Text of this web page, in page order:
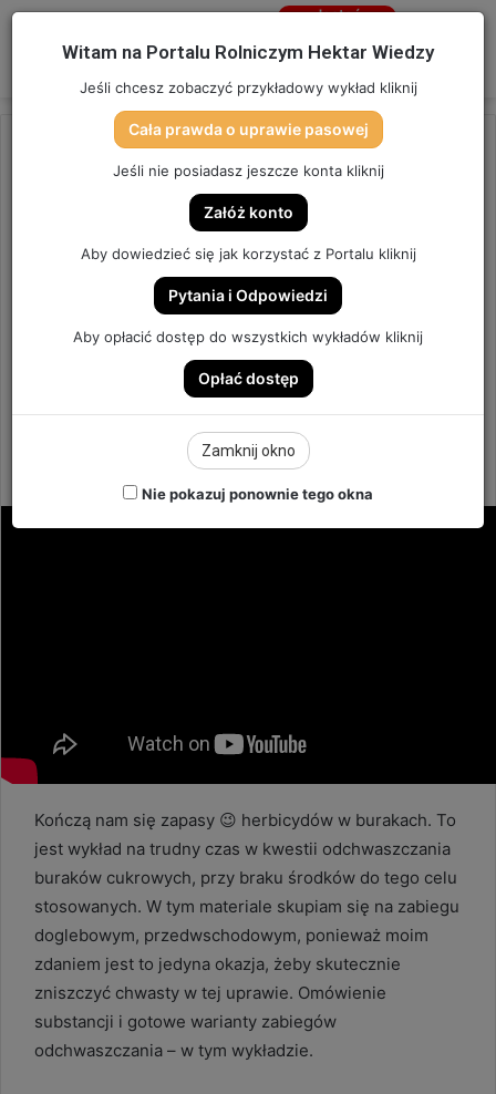
Menu
Jesteś
Strona główna/OSTATNIO DODANE
NOWA – STARA (LEGALNA)
TECHNOLOGIA.
ODCHWASZCZANIE BURAKÓW
CUKROWYCH. | ODCINEK 271
Send
an
30 marca 2025
Kończą nam się zapasy 😉 herbicydów w burakach. To
jest wykład na trudny czas w kwestii odchwaszczania
buraków cukrowych, przy braku środków do tego celu
stosowanych. W tym materiale skupiam się na zabiegu
doglebowym, przedwschodowym, ponieważ moim
zdaniem jest to jedyna okazja, żeby skutecznie
zniszczyć chwasty w tej uprawie. Omówienie
substancji i gotowe warianty zabiegów
odchwaszczania – w tym wykładzie.
Witam na Portalu Rolniczym Hektar Wiedzy
Jeśli chcesz zobaczyć przykładowy wykład kliknij
Cała prawda o uprawie pasowej
Jeśli nie posiadasz jeszcze konta kliknij
Załóż konto
Aby dowiedzieć się jak korzystać z Portalu kliknij
Pytania i Odpowiedzi
Aby opłacić dostęp do wszystkich wykładów kliknij
Opłać dostęp
Zamknij okno
Nie pokazuj ponownie tego okna